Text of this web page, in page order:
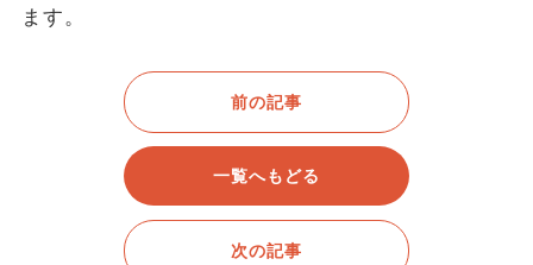
ます。
前の記事
一覧へもどる
次の記事